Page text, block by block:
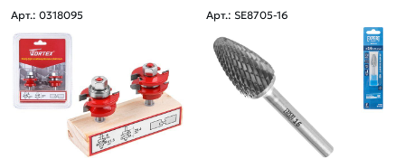
Арт.: 0318095 Арт.: SE8705-16